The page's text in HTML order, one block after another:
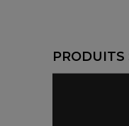
PRODUITS